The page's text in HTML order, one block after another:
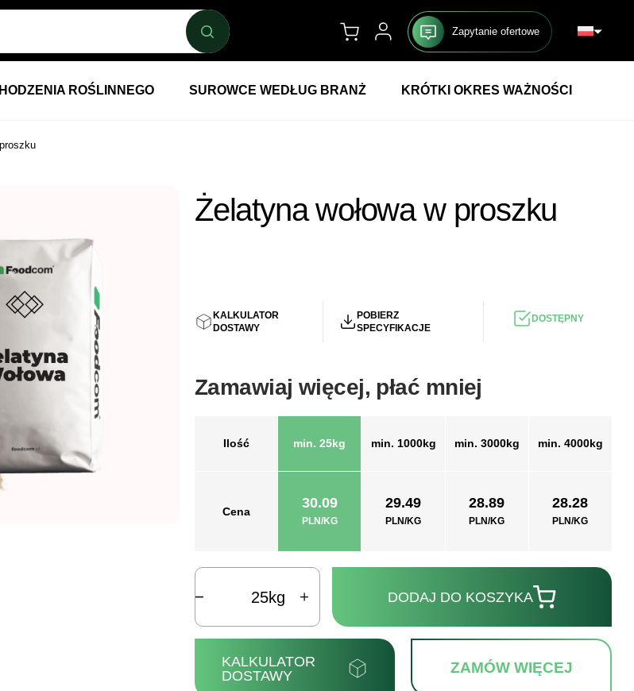
Zapytanie ofertowe
ROŚLINNEGO SUROWCE WEDŁUG BRANŻ KRÓTKI OKRES WAŻNOŚCI
Żelatyna wołowa w proszku
KALKULATOR
DOSTAWY
POBIERZ
SPECYFIKACJE
DOSTĘPNY
Zamawiaj więcej, płać mniej
Ilość
Cena
min. 25kg
30.09
PLN/KG
min. 1000kg
29.49
PLN/KG
min. 3000kg
28.89
PLN/KG
min. 4000kg
28.28
PLN/KG
kg DODAJ DO KOSZYKA
KALKULATOR
DOSTAWY
ZAMÓW WIĘCEJ